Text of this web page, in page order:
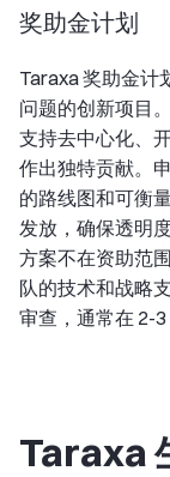
奖助金计划
Taraxa 奖助金计
问题的创新项目
支持去中心化、
作出独特贡献。
的路线图和可衡
发放，确保透明
方案不在资助范
队的技术和战略
审查，通常在 2-3
Taraxa